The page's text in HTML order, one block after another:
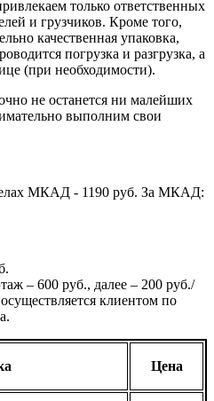
только ответственных
и грузчиков. Кроме того,
качественная упаковка,
погрузка и разгрузка, а
(при необходимости).
не останется ни малейших
выполним свои
МКАД - 1190 руб. За МКАД:
– 600 руб., далее – 200 руб./
клиентом по
Цена